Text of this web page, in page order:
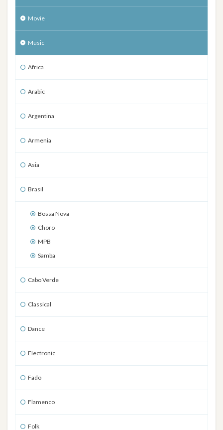
Movie
Music
Africa
Arabic
Argentina
Armenia
Asia
Brasil
Bossa Nova
Choro
MPB
Samba
Cabo Verde
Classical
Dance
Electronic
Fado
Flamenco
Folk